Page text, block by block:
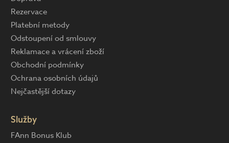
Rezervace
Platební metody
Odstoupení od smlouvy
Reklamace a vrácení zboží
Obchodní podmínky
Ochrana osobních údajů
Nejčastější dotazy
Služby
FAnn Bonus Klub